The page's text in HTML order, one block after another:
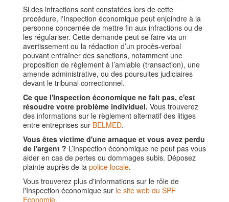
Si des infractions sont constatées lors de cette
procédure, l'Inspection économique peut enjoindre à la
personne concernée de mettre fin aux infractions ou de
les régulariser. Cette demande peut se faire via un
avertissement ou la rédaction d’un procès-verbal
pouvant entraîner des sanctions, notamment une
proposition de règlement à l’amiable (transaction), une
amende administrative, ou des poursuites judiciaires
devant le tribunal correctionnel.
Ce que l'Inspection économique ne fait pas, c'est
résoudre votre problème individuel. Vous trouverez
des informations sur le règlement alternatif des litiges
entre entreprises sur BELMED.
Vous êtes victime d'une arnaque et vous avez perdu
de l'argent ? L’Inspection économique ne peut pas vous
aider en cas de pertes ou dommages subis. Déposez
plainte auprès de la police locale.
Vous trouverez plus d'informations sur le rôle de
l'Inspection économique sur le site web du SPF
Economie.